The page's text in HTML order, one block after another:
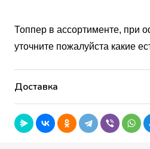
Топпер в ассортименте, при
уточните пожалуйста какие
Доставка